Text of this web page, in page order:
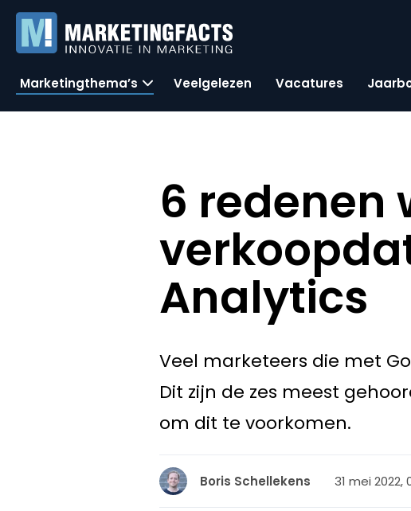
Marketingthema’s Veelgelezen Vacatures
6 redenen
Analytics
Veel marketeers die met
Dit zijn de zes meest
om dit te voorkomen.
Boris Schellekens 31 mei 2022,